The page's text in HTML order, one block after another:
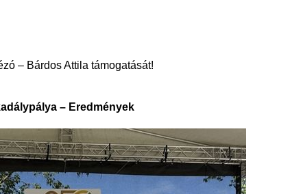
– Bárdos Attila támogatását!
– Eredmények